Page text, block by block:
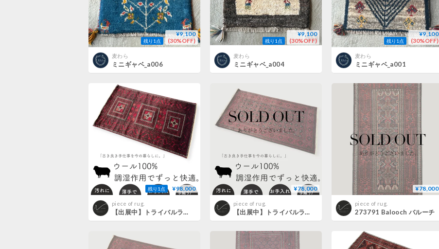
残り1点
¥9,100
(30%OFF)
麦わら
ミニギャベ_a006
残り1点
¥9,100
(30%OFF)
麦わら
ミニギャベ_a004
残り1点
¥9,100
(30%OFF)
麦わら
ミニギャベ_a001
残り1点 ¥98,000
piece of rug.
【出展中】トライバルラグ バルーチ 手織り 273772 118cmx204cm
¥78,000
piece of rug.
【出展中】トライバルラグ バルーチ 手織り 273785 102cmx194cm
¥78,000
piece of rug.
273791 Balooch バルーチ